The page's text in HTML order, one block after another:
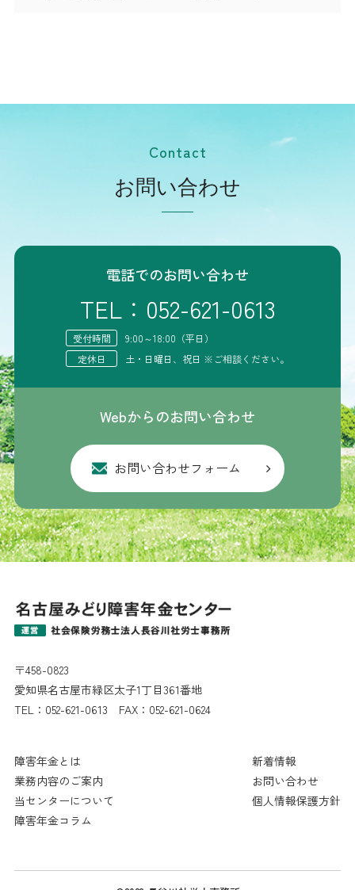
Contact
お問い合わせ
電話でのお問い合わせ
TEL： 052-621-0613
受付時間
9:00～18:00（平日）
定休日
土・日曜日、祝日 ※ご相談ください。
Webからのお問い合わせ
お問い合わせフォーム
〒458-0823
愛知県名古屋市緑区太子1丁目361番地
TEL： 052-621-0613 FAX：052-621-0624
障害年金とは
業務内容のご案内
当センターについて
障害年金コラム
新着情報
お問い合わせ
個人情報保護方針